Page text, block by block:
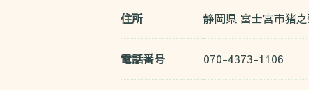
住所 静岡県 富士宮市猪
電話番号 070-4373-1106